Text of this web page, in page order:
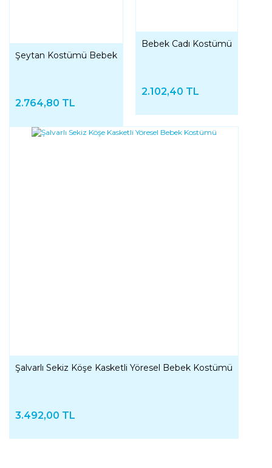
Şeytan Kostümü Bebek
2.764,80 TL
Bebek Cadı Kostümü
2.102,40 TL
Şalvarlı Sekiz Köşe Kasketli Yöresel Bebek Kostümü
3.492,00 TL